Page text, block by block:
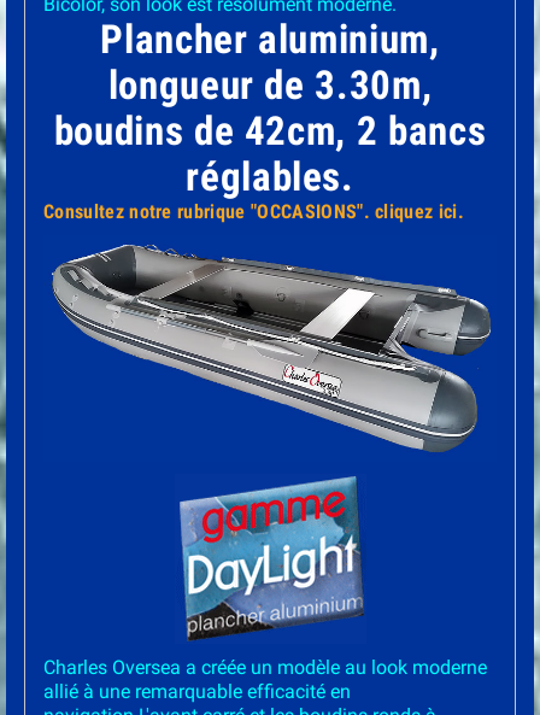
Plancher aluminium,
longueur de 3.30m,
boudins de 42cm, 2 bancs
réglables.
Consultez notre rubrique "OCCASIONS". cliquez ici.
Charles Oversea a créée un modèle au look moderne
allié à une remarquable efficacité en